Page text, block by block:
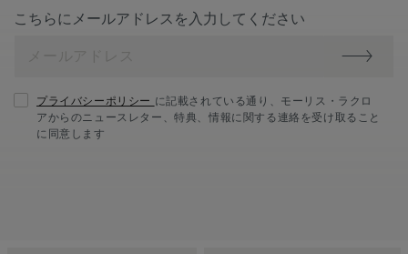
こちらにメールアドレスを入力してください
プライバシーポリシー に記載されている通り、モーリス・ラクロ
アからのニュースレター、特典、情報に関する連絡を受け取ること
に同意します